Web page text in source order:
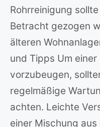
Rohrreinigung
Betracht gezogen
älteren
und Tipps Um
vorzubeugen,
regelmäßige
achten. Leichte
einer Mischung aus